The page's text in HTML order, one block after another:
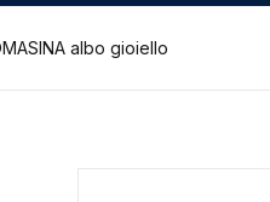
albo gioiello